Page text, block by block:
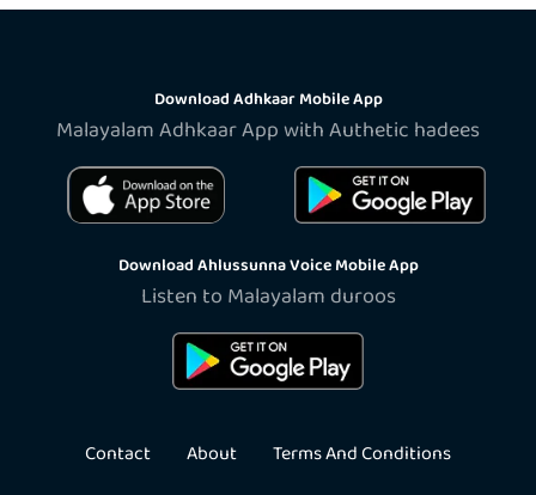
Download Adhkaar Mobile App
Malayalam Adhkaar App with Authetic hadees
Download Ahlussunna Voice Mobile App
Listen to Malayalam duroos
Contact About
Terms And Conditions